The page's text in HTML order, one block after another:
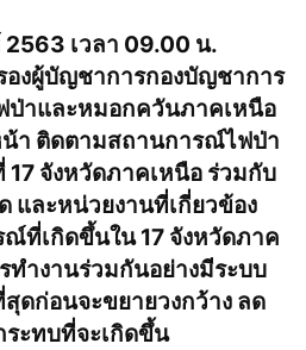
เวลา 09.00 น.
องผู้บัญชาการกองบัญชาการ
าและหมอกควันภาคเหนือ
า ติดตามสถานการณ์ไฟป่า
จังหวัดภาคเหนือ ร่วมกับ
และหน่วยงานที่เกี่ยวข้อง
ที่เกิดขึ้นใน 17 จังหวัดภาค
ทำงานร่วมกันอย่างมีระบบ
สุดก่อนจะขยายวงกว้าง ลด
ะทบที่จะเกิดขึ้น